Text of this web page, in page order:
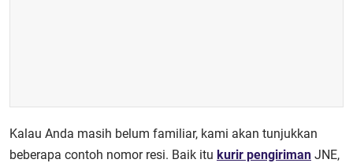
Kalau Anda masih belum familiar, kami akan tunjukkan
beberapa contoh nomor resi. Baik itu kurir pengiriman JNE,